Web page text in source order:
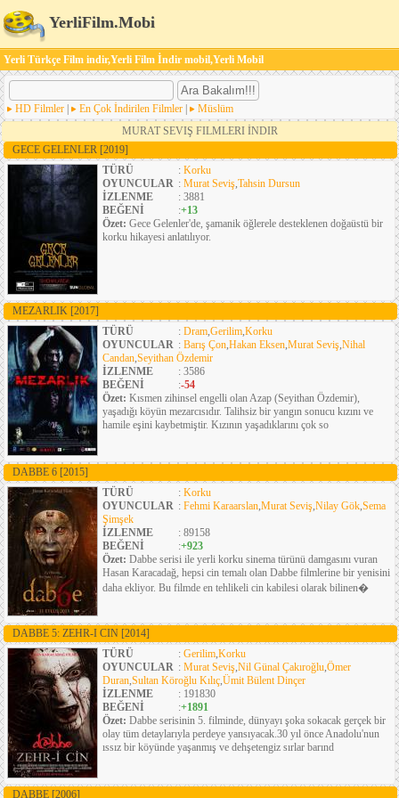
YerliFilm.Mobi
Yerli Türkçe Film indir,Yerli Film İndir mobil,Yerli Mobil
HD Filmler En Çok İndirilen Filmler
Müslüm
MURAT SEVIŞ FILMLERI İNDIR
GECE GELENLER [2019]
TÜRÜ
: Korku
OYUNCULAR : Murat Seviş,Tahsin Dursun
İZLENME
: 3881
BEĞENİ
:+13
Özet: Gece Gelenler'de, şamanik öğlerele desteklenen doğaüstü bir
korku hikayesi anlatılıyor.
MEZARLIK [2017]
TÜRÜ
: Dram,Gerilim,Korku
OYUNCULAR : Barış Çon,Hakan Eksen,Murat Seviş,Nihal
Candan,Seyithan Özdemir
İZLENME
: 3586
BEĞENİ
:-54
Özet: Kısmen zihinsel engelli olan Azap (Seyithan Özdemir),
yaşadığı köyün mezarcısıdır. Talihsiz bir yangın sonucu kızını ve
hamile eşini kaybetmiştir. Kızının yaşadıklarını çok so
DABBE 6 [2015]
TÜRÜ
: Korku
OYUNCULAR : Fehmi Karaarslan,Murat Seviş,Nilay Gök,Sema
Şimşek
İZLENME
: 89158
BEĞENİ
:+923
Özet: Dabbe serisi ile yerli korku sinema türünü damgasını vuran
Hasan Karacadağ, hepsi cin temalı olan Dabbe filmlerine bir yenisini
daha ekliyor. Bu filmde en tehlikeli cin kabilesi olarak bilinen�
DABBE 5: ZEHR-I CIN [2014]
TÜRÜ
: Gerilim,Korku
OYUNCULAR : Murat Seviş,Nil Günal Çakıroğlu,Ömer
Duran,Sultan Köroğlu Kılıç,Ümit Bülent Dinçer
İZLENME
: 191830
BEĞENİ
:+1891
Özet: Dabbe serisinin 5. filminde, dünyayı şoka sokacak gerçek bir
olay tüm detaylarıyla perdeye yansıyacak.30 yıl önce Anadolu'nun
ıssız bir köyünde yaşanmış ve dehşetengiz sırlar barınd
DABBE [2006]